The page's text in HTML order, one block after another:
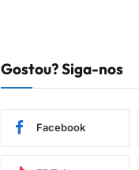
Gostou? Siga-nos
Facebook